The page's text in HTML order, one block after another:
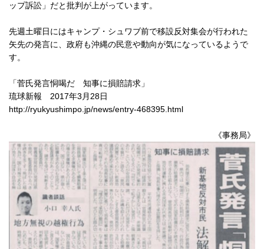
ップ訴訟」だと批判が上がっています。
先週土曜日にはキャンプ・シュワブ前で移設反対集会が行われた
矢先の発言に、政府も沖縄の民意や動向が気になっているようで
す。
「菅氏発言恫喝だ 知事に損賠請求」
琉球新報 2017年3月28日
http://ryukyushimpo.jp/news/entry-468395.html
《事務局》